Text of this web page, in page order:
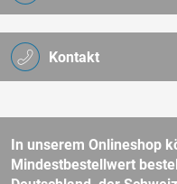
Kontakt
In unserem Onlineshop
Mindestbestellwert